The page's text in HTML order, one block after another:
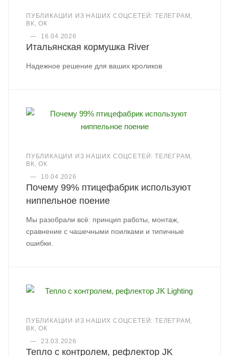
ПУБЛИКАЦИИ ИЗ НАШИХ СОЦСЕТЕЙ: ТЕЛЕГРАМ,
ВК, ОК
—
16.04.2026
Итальянская кормушка River
Надежное решение для ваших кроликов
ПУБЛИКАЦИИ ИЗ НАШИХ СОЦСЕТЕЙ: ТЕЛЕГРАМ,
ВК, ОК
—
10.04.2026
Почему 99% птицефабрик используют
ниппельное поение
Мы разобрали всё: принцип работы, монтаж,
сравнение с чашечными поилками и типичные
ошибки.
ПУБЛИКАЦИИ ИЗ НАШИХ СОЦСЕТЕЙ: ТЕЛЕГРАМ,
ВК, ОК
—
23.03.2026
Тепло с контролем, рефлектор JK